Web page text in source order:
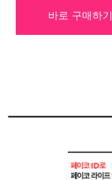
바로 구매하기